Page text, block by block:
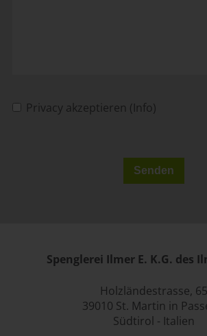
Privacy akzeptieren (Info)
Spenglerei Ilmer E. K.G. des
Holzländestrasse, 65
39010 St. Martin in
Südtirol - Italien